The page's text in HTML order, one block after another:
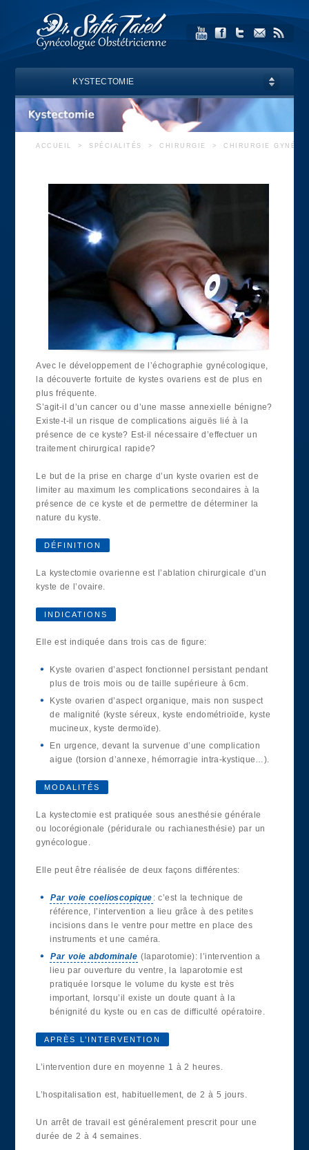
KYSTECTOMIE
ACCUEIL > SPÉCIALITÉS > CHIRURGIE > CHIRURGIE
Avec le développement de l’échographie gynécologique,
la découverte fortuite de kystes ovariens est de plus en
plus fréquente.
S’agit-il d’un cancer ou d’une masse annexielle bénigne?
Existe-t-il un risque de complications aiguës lié à la
présence de ce kyste? Est-il nécessaire d’effectuer un
traitement chirurgical rapide?
Le but de la prise en charge d’un kyste ovarien est de
limiter au maximum les complications secondaires à la
présence de ce kyste et de permettre de déterminer la
nature du kyste.
DÉFINITION
La kystectomie ovarienne est l’ablation chirurgicale d’un
kyste de l’ovaire.
INDICATIONS
Elle est indiquée dans trois cas de figure:
Kyste ovarien d’aspect fonctionnel persistant pendant
plus de trois mois ou de taille supérieure à 6cm.
Kyste ovarien d’aspect organique, mais non suspect
de malignité (kyste séreux, kyste endométrioïde, kyste
mucineux, kyste dermoïde).
En urgence, devant la survenue d’une complication
aigue (torsion d’annexe, hémorragie intra-kystique…).
MODALITÉS
La kystectomie est pratiquée sous anesthésie générale
ou locorégionale (péridurale ou rachianesthésie) par un
gynécologue.
Elle peut être réalisée de deux façons différentes:
Par voie coelioscopique : c’est la technique de
référence, l’intervention a lieu grâce à des petites
incisions dans le ventre pour mettre en place des
instruments et une caméra.
Par voie abdominale (laparotomie): l’intervention a
lieu par ouverture du ventre, la laparotomie est
pratiquée lorsque le volume du kyste est très
important, lorsqu’il existe un doute quant à la
bénignité du kyste ou en cas de difficulté opératoire.
APRÈS L’INTERVENTION
L’intervention dure en moyenne 1 à 2 heures.
L’hospitalisation est, habituellement, de 2 à 5 jours.
Un arrêt de travail est généralement prescrit pour une
durée de 2 à 4 semaines.